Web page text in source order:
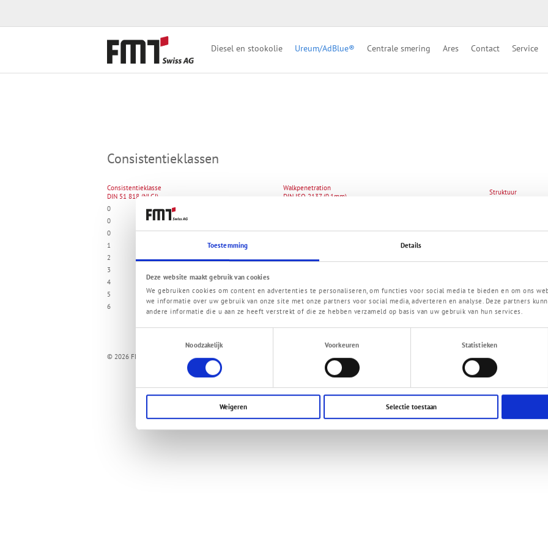
Toestemming Details
Deze website maakt gebruik van cookies
We gebruiken cookies om content en advertenties te personaliseren, om functies voor social media te bieden en om ons
we informatie over uw gebruik van onze site met onze partners voor social media, adverteren en analyse. Deze partners
andere informatie die u aan ze heeft verstrekt of die ze hebben verzameld op basis van uw gebruik van hun services.
Noodzakelijk
Voorkeuren Statistieken
Weigeren Selectie toestaan
Diesel en stookolie Ureum/AdBlue® Centrale smering Ares Contact Service
Consistentieklassen
Consistentieklasse
DIN 51 818 (NLGI)
Walkpenetration
DIN ISO 2137 (0.1mm)
Struktuur
0
0
0
355 tot 385
uitermate snel
1
2
265 tot 295
3
4
5
130 tot 160
zeer hard
6
85 tot 115 uiterst hard
© 2026 FMT Swiss AG